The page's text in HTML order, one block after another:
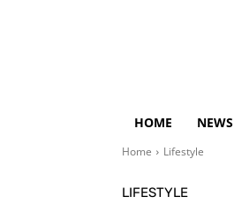
HOME NEWS
Home Lifestyle
LIFESTYLE